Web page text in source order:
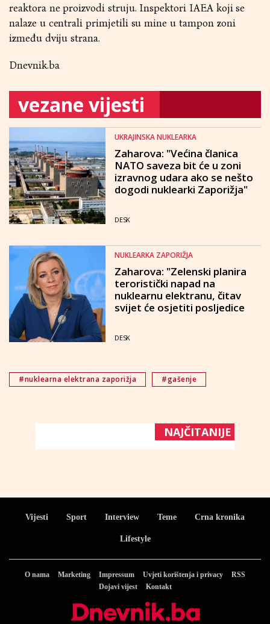
reaktora ne proizvodi struju. Inspektori IAEA koji se
nalaze u centrali primjetili su mine u tampon zoni
između dviju strana.
Dnevnik.ba
vezane vijesti
UKRAJINSKA NUKLEARKA
Zaharova: "Većina članica
NATO saveza bit će u zoni
izravnog udara ako se nešto
dogodi nuklearki Zaporižja"
DESK
NUKLEARKA ZAPORIŽJA
Zaharova: "Zelenski planira
teroristički napad na
nuklearnu elektranu, čitav
svijet će osjetiti posljedice
DESK
#nuklearna elektrana zaporižja #gašenje
NAJČITANIJE
Vijesti Sport Interview Teme Crna kronika
Lifestyle
O nama Marketing Impressum Uvjeti korištenja i privacy
RSS
Dojavi vijest
Kontakt